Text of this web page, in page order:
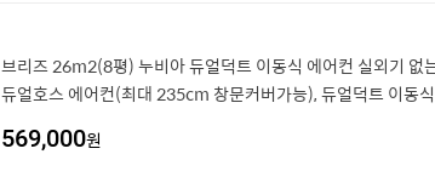
브리즈 26m2(8평) 누비아 듀얼덕트 이동식 에어컨 실외기 없
듀얼호스 에어컨(최대 235cm 창문커버가능), 듀얼덕트 이동
569,000원